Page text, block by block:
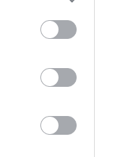
της Κοζάνης,